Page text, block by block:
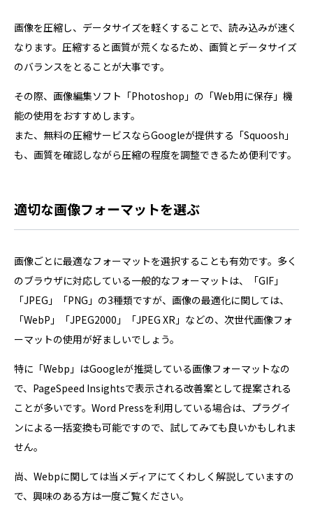
画像を圧縮し、データサイズを軽くすることで、読み込みが速く
なります。圧縮すると画質が荒くなるため、画質とデータサイズ
のバランスをとることが大事です。
その際、画像編集ソフト「Photoshop」の「Web用に保存」機
能の使用をおすすめします。
また、無料の圧縮サービスならGoogleが提供する「Squoosh」
も、画質を確認しながら圧縮の程度を調整できるため便利です。
適切な画像フォーマットを選ぶ
画像ごとに最適なフォーマットを選択することも有効です。多く
のブラウザに対応している一般的なフォーマットは、「GIF」
「JPEG」「PNG」の3種類ですが、画像の最適化に関しては、
「WebP」「JPEG2000」「JPEG XR」などの、次世代画像フォ
ーマットの使用が好ましいでしょう。
特に「Webp」はGoogleが推奨している画像フォーマットなの
で、PageSpeed Insightsで表示される改善案として提案される
ことが多いです。Word Pressを利用している場合は、プラグイ
ンによる一括変換も可能ですので、試してみても良いかもしれま
せん。
尚、Webpに関しては当メディアにてくわしく解説していますの
で、興味のある方は一度ご覧ください。